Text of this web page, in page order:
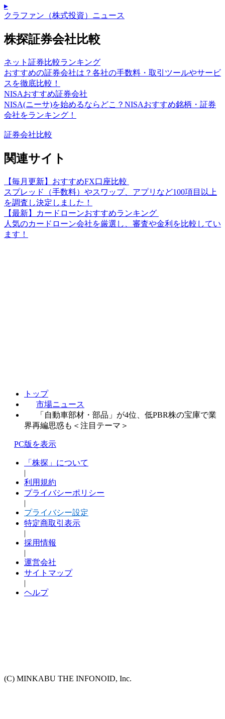
▸
クラファン（株式投資）ニュース
株探証券会社比較
ネット証券比較ランキング
おすすめの証券会社は？各社の手数料・取引ツールやサービ
スを徹底比較！
NISAおすすめ証券会社
NISA(ニーサ)を始めるならどこ？NISAおすすめ銘柄・証券
会社をランキング！
証券会社比較
関連サイト
【毎月更新】おすすめFX口座比較
スプレッド（手数料）やスワップ、アプリなど100項目以上
を調査し決定しました！
【最新】カードローンおすすめランキング
人気のカードローン会社を厳選し、審査や金利を比較してい
ます！
トップ
市場ニュース
「自動車部材・部品」が4位、低PBR株の宝庫で業
界再編思惑も＜注目テーマ＞
PC版を表示
「株探」について
|
利用規約
プライバシーポリシー
|
プライバシー設定
特定商取引表示
|
採用情報
|
運営会社
サイトマップ
|
ヘルプ
(C) MINKABU THE INFONOID, Inc.